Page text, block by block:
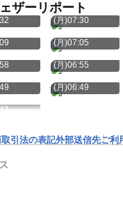
ザーリポート
8月10日
(月)07:30
8月10日
(月)07:05
8月10日
(月)06:55
8月10日
(月)06:49
引法の表記外部送信先ご利